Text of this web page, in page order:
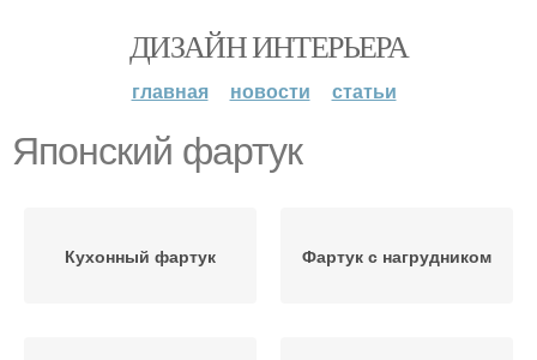
ДИЗАЙН ИНТЕРЬЕРА
главная новости статьи
Японский фартук
Кухонный фартук Фартук с нагрудником